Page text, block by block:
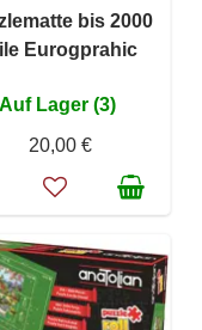
bis 2000
Eurogprahic
Auf Lager (3)
20,00 €